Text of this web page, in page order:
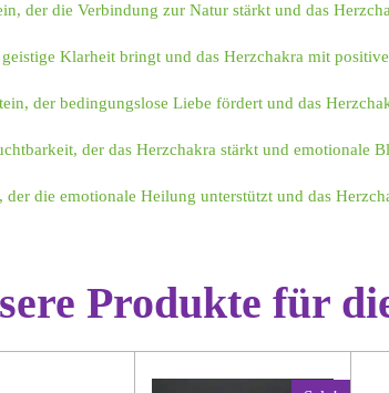
der die Verbindung zur Natur stärkt und das
Klarheit bringt und das Herzchakra mit
der bedingungslose Liebe fördert und das
der das Herzchakra stärkt und emotionale
der die emotionale Heilung unterstützt und das
Produkte für